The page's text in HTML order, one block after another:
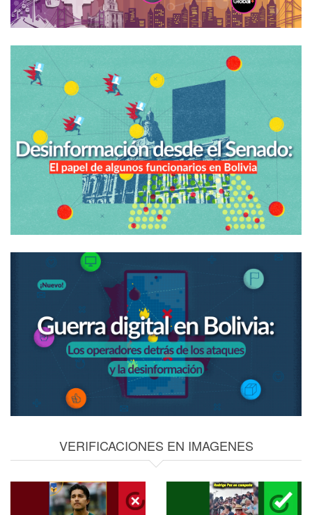
Hotel
Las
Américas
VERIFICACIONES EN IMAGENES